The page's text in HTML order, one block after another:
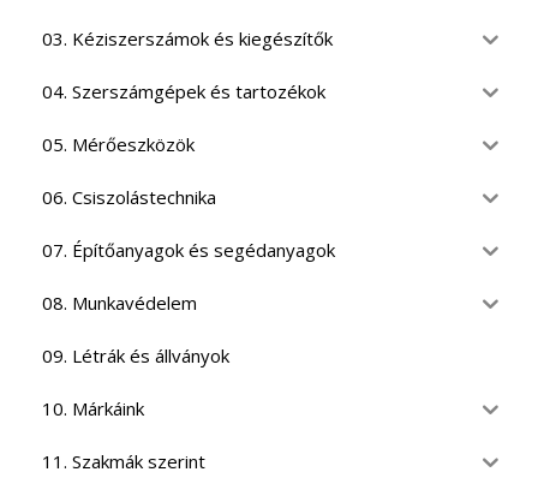
03. Kéziszerszámok és kiegészítők
04. Szerszámgépek és tartozékok
05. Mérőeszközök
06. Csiszolástechnika
07. Építőanyagok és segédanyagok
08. Munkavédelem
09. Létrák és állványok
10. Márkáink
11. Szakmák szerint